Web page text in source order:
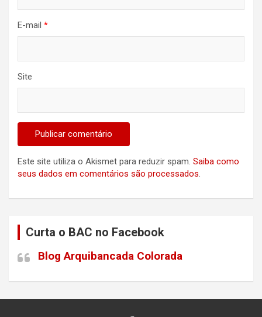
E-mail *
Site
Este site utiliza o Akismet para reduzir spam. Saiba como
seus dados em comentários são processados.
Curta o BAC no Facebook
Blog Arquibancada Colorada